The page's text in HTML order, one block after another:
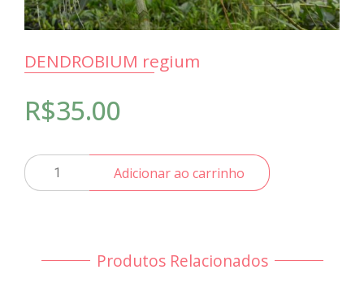
DENDROBIUM regium
R$35.00
DENDROBIUM
regium
Adicionar ao carrinho
Produtos Relacionados